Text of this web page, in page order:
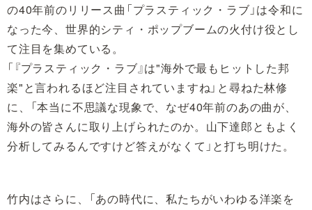
の40年前のリリース曲「プラスティック・ラブ」は令和に
なった今、世界的シティ・ポップブームの火付け役とし
て注目を集めている。
「『プラスティック・ラブ』は"海外で最もヒットした邦
楽"と言われるほど注目されていますね」と尋ねた林修
に、「本当に不思議な現象で、なぜ40年前のあの曲が、
海外の皆さんに取り上げられたのか。山下達郎ともよく
分析してみるんですけど答えがなくて」と打ち明けた。
竹内はさらに、「あの時代に、私たちがいわゆる洋楽を